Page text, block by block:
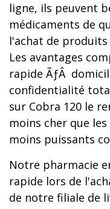
ligne, ils peuvent
médicaments de
l'achat de
Les avantages
rapide ÃƒÂ
confidentialité
sur Cobra 120 le
moins cher que
moins puissants
Notre pharmacie
rapide lors de
de notre filiale de